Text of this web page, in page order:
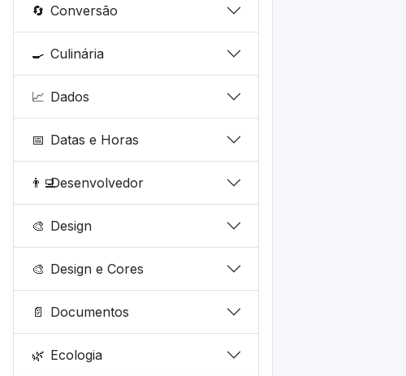
🔄 Conversão
🍳 Culinária
📈 Dados
📅 Datas e Horas
👨‍💻Desenvolvedor
🎨 Design
🎨 Design e Cores
📄 Documentos
🌿 Ecologia